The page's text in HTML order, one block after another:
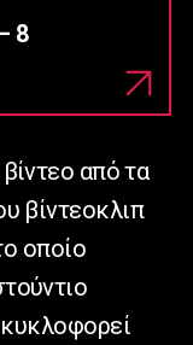
8
από τα
βίντεοκλιπ
οποίο